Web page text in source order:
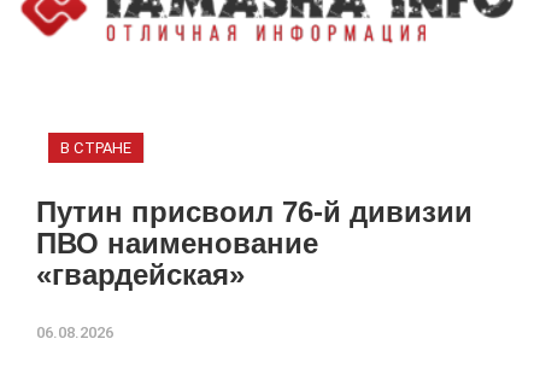
В СТРАНЕ
Путин присвоил 76-й дивизии
ПВО наименование
«гвардейская»
06.08.2026